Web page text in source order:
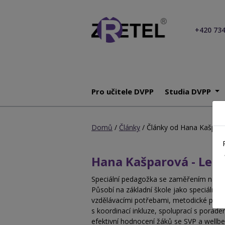
+420
Pro učitele DVPP Studia DVPP
Domů / Články / Články od Hana
Hana Kašparová -
Speciální pedagožka se zaměřením na
Působí na základní škole jako speciální
vzdělávacími potřebami, metodické
s koordinací inkluze, spoluprací s
efektivní hodnocení žáků se SVP a